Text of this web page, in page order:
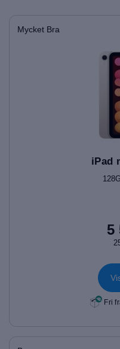
Mycket Bra
iPad
5
Fri